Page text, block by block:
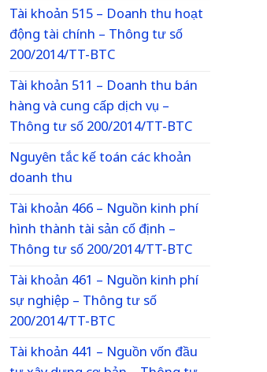
Tài khoản 515 – Doanh thu hoạt
động tài chính – Thông tư số
200/2014/TT-BTC
Tài khoản 511 – Doanh thu bán
hàng và cung cấp dịch vụ –
Thông tư số 200/2014/TT-BTC
Nguyên tắc kế toán các khoản
doanh thu
Tài khoản 466 – Nguồn kinh phí
hình thành tài sản cố định –
Thông tư số 200/2014/TT-BTC
Tài khoản 461 – Nguồn kinh phí
sự nghiệp – Thông tư số
200/2014/TT-BTC
Tài khoản 441 – Nguồn vốn đầu